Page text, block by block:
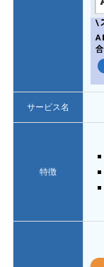
サービス名
特徴